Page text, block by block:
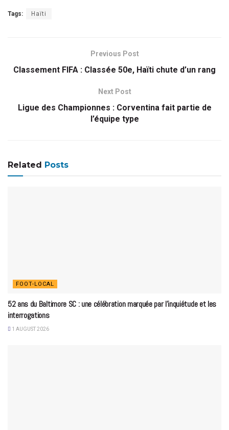
Tags: Haïti
Previous Post
Classement FIFA : Classée 50e, Haïti chute d’un rang
Next Post
Ligue des Championnes : Corventina fait partie de
l’équipe type
Related Posts
FOOT-LOCAL
52 ans du Baltimore SC : une célébration marquée par l’inquiétude et les
interrogations
1 AUGUST 2026